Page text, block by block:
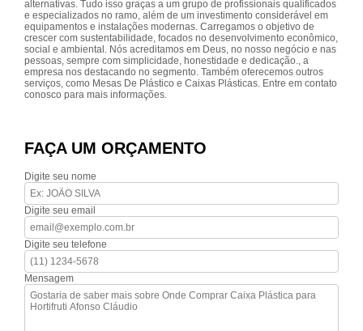
alternativas. Tudo isso graças a um grupo de profissionais qualificados
e especializados no ramo, além de um investimento considerável em
equipamentos e instalações modernas. Carregamos o objetivo de
crescer com sustentabilidade, focados no desenvolvimento econômico,
social e ambiental. Nós acreditamos em Deus, no nosso negócio e nas
pessoas, sempre com simplicidade, honestidade e dedicação., a
empresa nos destacando no segmento. Também oferecemos outros
serviços, como Mesas De Plástico e Caixas Plásticas. Entre em contato
conosco para mais informações.
FAÇA UM ORÇAMENTO
Digite seu nome
Digite seu email
Digite seu telefone
Mensagem